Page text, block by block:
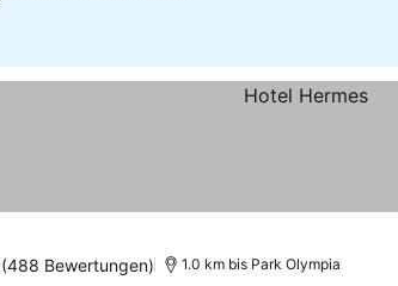
(488 Bewertungen) 1.0 km bis Park Olympia